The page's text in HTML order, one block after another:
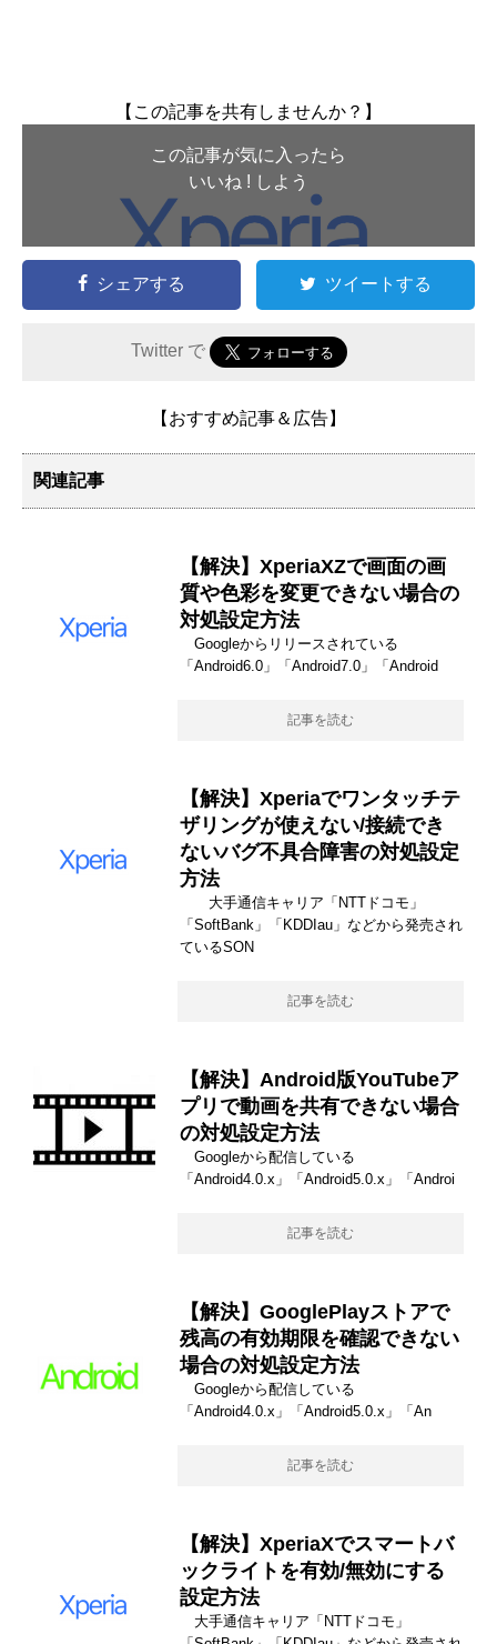
【この記事を共有しませんか？】
この記事が気に入ったら
いいね ! しよう
シェアする ツイートする
Twitter で
【おすすめ記事＆広告】
関連記事
【解決】XperiaXZで画面の画
質や色彩を変更できない場合の
対処設定方法
Googleからリリースされている
「Android6.0」「Android7.0」「Android
記事を読む
【解決】Xperiaでワンタッチテ
ザリングが使えない/接続でき
ないバグ不具合障害の対処設定
方法
大手通信キャリア「NTTドコモ」
「SoftBank」「KDDIau」などから発売され
ているSON
記事を読む
【解決】Android版YouTubeア
プリで動画を共有できない場合
の対処設定方法
Googleから配信している
「Android4.0.x」「Android5.0.x」「Androi
記事を読む
【解決】GooglePlayストアで
残高の有効期限を確認できない
場合の対処設定方法
Googleから配信している
「Android4.0.x」「Android5.0.x」「An
記事を読む
【解決】XperiaXでスマートバ
ックライトを有効/無効にする
設定方法
大手通信キャリア「NTTドコモ」